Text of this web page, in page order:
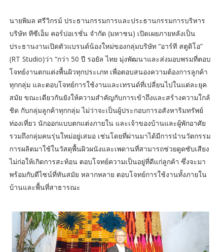
นายพิมล ศรีวิกรม์ ประธานกรรมการและประธานกรรมการบริหาร
บริษัท ทีซีเอ็ม คอร์ปอเรชั่น จำกัด (มหาชน) เปิดเผยภายหลังเป็น
ประธานงานเปิดตัวแบรนด์น้องใหม่ของกลุ่มบริษัท “อาร์ที สตูดิโอ”
(RT Studio)ว่า “กว่า 50 ปี รอยัล ไทย มุ่งพัฒนาและส่งมอบพรมที่ตอบ
โจทย์งานตกแต่งพื้นผิวทุกประเภท เพื่อตอบสนองความต้องการลูกค้า
ทุกกลุ่ม และตอบโจทย์การใช้งานและเทรนด์ที่เปลี่ยนไปในแต่ละยุค
สมัย ขณะเดียวกันยังให้ความสำคัญกับการเข้าถึงและสร้างความใกล้
ชิด กับกลุ่มลูกค้าทุกกลุ่ม ไม่ว่าจะเป็นผู้ประกอบการอสังหาริมทรัพย์
ท่องเที่ยว นักออกแบบตกแต่งภายใน และเจ้าของบ้านและผู้พักอาศัย
รวมถึงกลุ่มคนรุ่นใหม่อยู่เสมอ เช่นโดยที่ผ่านมาได้มีการนำนวัตกรรม
การผลิตมาใช้ในวัสดุพื้นผิวผนังและเพดานที่สามารถช่วยดูดซับเสียง
ไม่ก่อให้เกิดการสะท้อน ตอบโจทย์ความเป็นอยู่ที่ดีแก่ลูกค้า ซึ่งจะมา
พร้อมกับดีไซน์ที่ทันสมัย หลากหลาย ตอบโจทย์การใช้งานทั้งภายใน
บ้านและพื้นที่สาธารณะ